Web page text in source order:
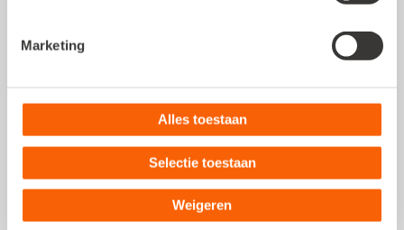
Marketing
Alles toestaan
Selectie toestaan
Weigeren
BTW: NL 0084.00.933.B.01
Hoe kunnen we je helpen?